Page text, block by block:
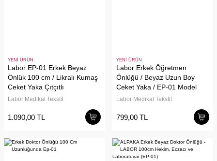
YENİ ÜRÜN
Labor EP-01 Erkek Beyaz
Önlük 100 cm / Likralı Kumaş
Ceket Yaka Çıtçıtlı
Labor Medikal Tekstil
1.090,00 TL
YENİ ÜRÜN
Labor Erkek Öğretmen
Önlüğü / Beyaz Uzun Boy
Ceket Yaka / EP-01 Model
Labor Medikal Tekstil
799,00 TL